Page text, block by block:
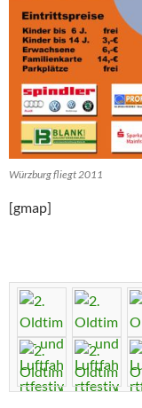
Würzburg fliegt 2011
[gmap]